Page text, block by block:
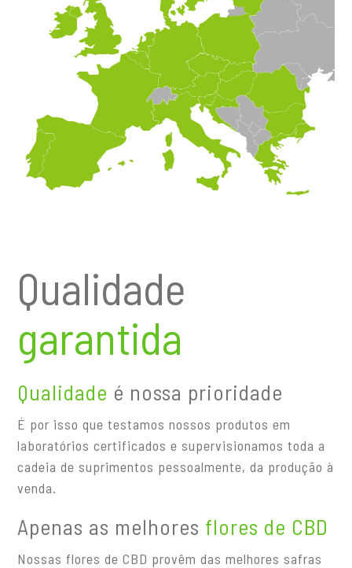
Qualidade
garantida
Qualidade é nossa prioridade
É por isso que testamos nossos produtos em
laboratórios certificados e supervisionamos toda a
cadeia de suprimentos pessoalmente, da produção à
venda.
Apenas as melhores flores de CBD
Nossas flores de CBD provêm das melhores safras